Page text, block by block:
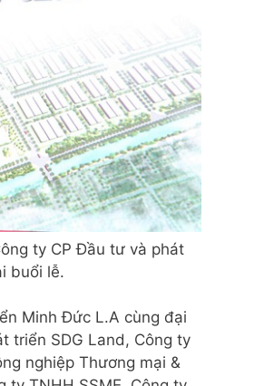
ty CP Đầu tư và phát
buổi lễ.
Minh Đức L.A cùng đại
triển SDG Land, Công ty
nghiệp Thương mại &